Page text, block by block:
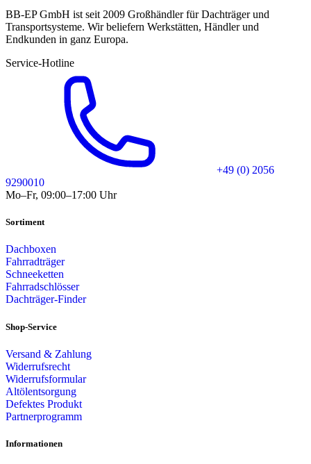
BB-EP GmbH ist seit 2009 Großhändler für Dachträger und
Transportsysteme. Wir beliefern Werkstätten, Händler und
Endkunden in ganz Europa.
Service-Hotline
+49 (0) 2056
9290010
Mo–Fr, 09:00–17:00 Uhr
Sortiment
Dachboxen
Fahrradträger
Schneeketten
Fahrradschlösser
Dachträger-Finder
Shop-Service
Versand & Zahlung
Widerrufsrecht
Widerrufsformular
Altölentsorgung
Defektes Produkt
Partnerprogramm
Informationen